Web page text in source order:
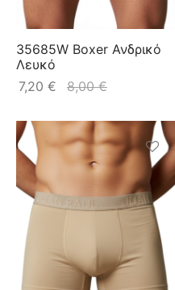
35685W Boxer Ανδρικό
Λευκό
7,20 € 8,00€